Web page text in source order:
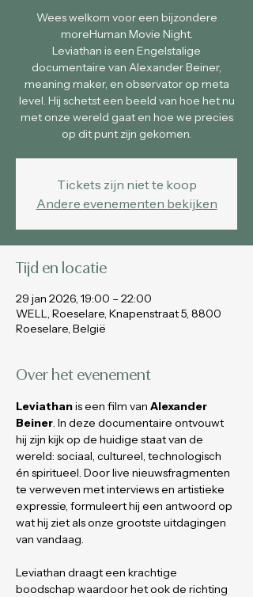
Wees welkom voor een bijzondere
moreHuman Movie Night.
Leviathan is een Engelstalige
documentaire van Alexander Beiner,
meaning maker, en observator op meta
level. Hij schetst een beeld van hoe het nu
met onze wereld gaat en hoe we precies
op dit punt zijn gekomen.
Tickets zijn niet te koop
Andere evenementen bekijken
Tijd en locatie
29 jan 2026, 19:00 – 22:00
WELL, Roeselare, Knapenstraat 5, 8800
Roeselare, België
Over het evenement
Leviathan is een film van Alexander
Beiner. In deze documentaire ontvouwt
hij zijn kijk op de huidige staat van de
wereld: sociaal, cultureel, technologisch
én spiritueel. Door live nieuwsfragmenten
te verweven met interviews en artistieke
expressie, formuleert hij een antwoord op
wat hij ziet als onze grootste uitdagingen
van vandaag.
Leviathan draagt een krachtige
boodschap waardoor het ook de richting